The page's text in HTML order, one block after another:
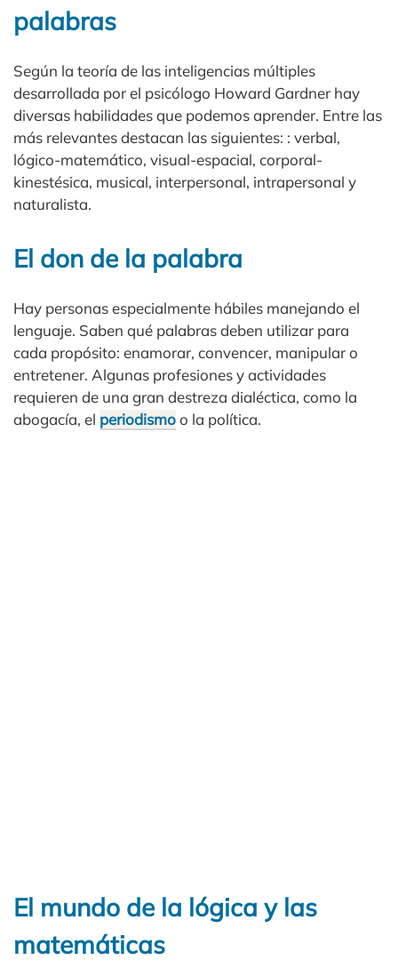
palabras
Según la teoría de las inteligencias múltiples
desarrollada por el psicólogo Howard Gardner hay
diversas habilidades que podemos aprender. Entre las
más relevantes destacan las siguientes: : verbal,
lógico-matemático, visual-espacial, corporal-
kinestésica, musical, interpersonal, intrapersonal y
naturalista.
El don de la palabra
Hay personas especialmente hábiles manejando el
lenguaje. Saben qué palabras deben utilizar para
cada propósito: enamorar, convencer, manipular o
entretener. Algunas profesiones y actividades
requieren de una gran destreza dialéctica, como la
abogacía, el periodismoo la política.
El mundo de la lógica y las
matemáticas